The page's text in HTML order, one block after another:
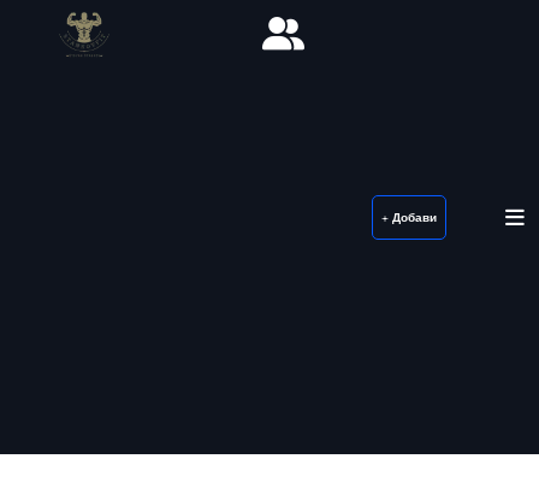
+ Добави